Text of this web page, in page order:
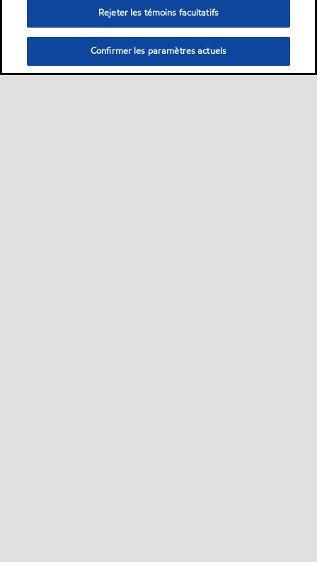
Rejeter les témoins facultatifs
Confirmer les paramètres actuels